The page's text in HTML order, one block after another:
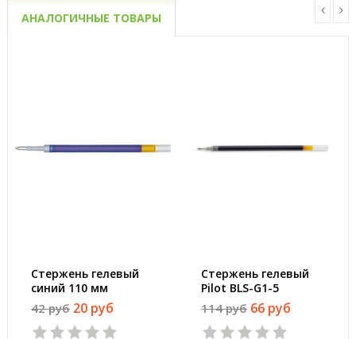
АНАЛОГИЧНЫЕ ТОВАРЫ
Стержень гелевый
синий 110 мм
(толщина линии 0.5
мм)
42 руб 20 руб
Стержень гелевый
Pilot BLS-G1-5
черный 129 мм
(толщина линии 0.3
мм)
114 руб 66 руб